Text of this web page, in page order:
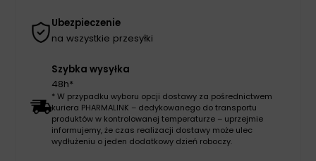
Ubezpieczenie
na wszystkie przesyłki
Szybka wysyłka
48h*
* W przypadku wyboru opcji dostawy za pośrednictwem
kuriera PHARMALINK – dedykowanego do transportu
produktów w kontrolowanej temperaturze – uprzejmie
informujemy, że czas realizacji dostawy może ulec
wydłużeniu o jeden dodatkowy dzień roboczy.